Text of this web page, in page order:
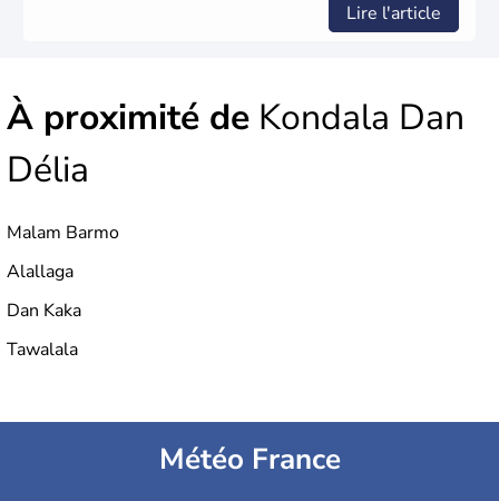
Lire l'article
À proximité de Kondala Dan
Délia
Malam Barmo
Alallaga
Dan Kaka
Tawalala
Météo France